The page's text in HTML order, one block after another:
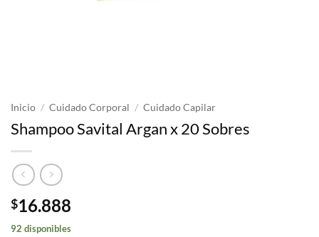
Inicio / Cuidado Corporal / Cuidado Capilar
Shampoo Savital Argan x 20 Sobres
$16.888
92 disponibles